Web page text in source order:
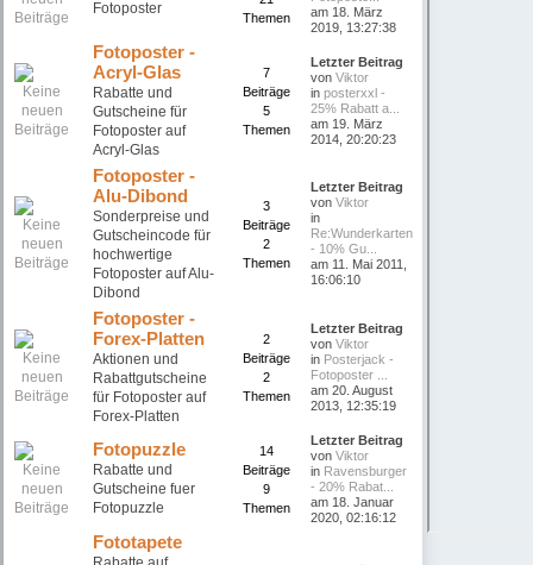
Fotoposter
Themen
am 18. März
2019, 13:27:38
Fotoposter -
Acryl-Glas
Rabatte und
Gutscheine für
Fotoposter auf
Acryl-Glas
7
Beiträge
5
Themen
Letzter Beitrag
vonViktor
inposterxxl -
25% Rabatt a...
am 19. März
2014, 20:20:23
Fotoposter -
Alu-Dibond
Sonderpreise und
Gutscheincode für
hochwertige
Fotoposter auf Alu-
Dibond
3
Beiträge
2
Themen
Letzter Beitrag
vonViktor
in
Re:Wunderkarten
- 10% Gu...
am 11. Mai 2011,
16:06:10
Fotoposter -
Forex-Platten
Aktionen und
Rabattgutscheine
für Fotoposter auf
Forex-Platten
2
Beiträge
2
Themen
Letzter Beitrag
vonViktor
in Posterjack -
Fotoposter ...
am 20. August
2013, 12:35:19
Fotopuzzle
Rabatte und
Gutscheine fuer
Fotopuzzle
14
Beiträge
9
Themen
Letzter Beitrag
vonViktor
in Ravensburger
- 20% Rabat...
am 18. Januar
2020, 02:16:12
Fototapete